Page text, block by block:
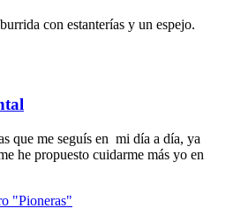
con estanterías y un espejo.
que me seguís en mi día a día, ya
he propuesto cuidarme más yo en